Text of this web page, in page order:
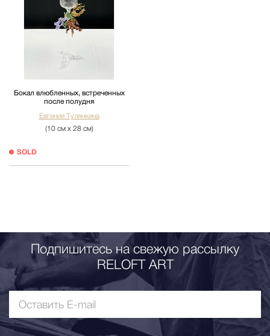
Бокал влюбленных, встреченных
после полудня
Евгения Тулянкина
(10 см х 28 см)
SOLD
Подпишитесь на свежую рассылку
RELOFT ART